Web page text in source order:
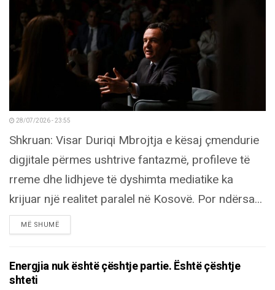
28/07/2026 - 23:55
Shkruan: Visar Duriqi Mbrojtja e kësaj çmendurie
digjitale përmes ushtrive fantazmë, profileve të
rreme dhe lidhjeve të dyshimta mediatike ka
krijuar një realitet paralel në Kosovë. Por ndërsa...
MË SHUMËDETAILS
Energjia nuk është çështje partie. Është çështje
shteti